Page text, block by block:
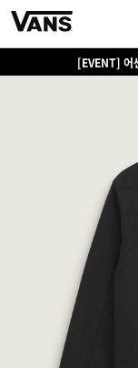
[EVENT] 어